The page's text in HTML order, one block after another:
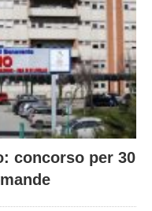
concorso per 30